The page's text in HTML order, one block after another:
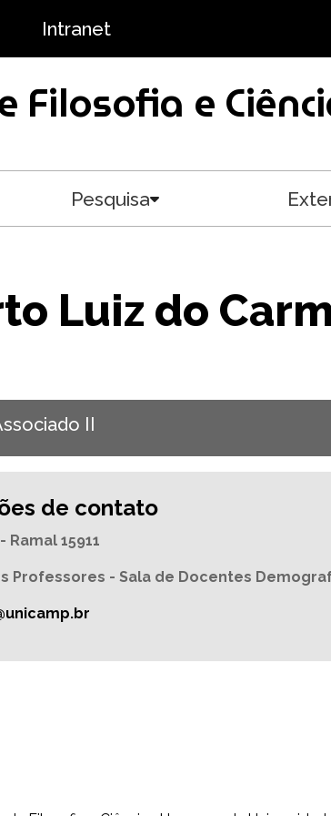
Intranet
e
Pesquisa
Luiz do
II
de contato
Ramal 15911
Professores - Sala de Docentes